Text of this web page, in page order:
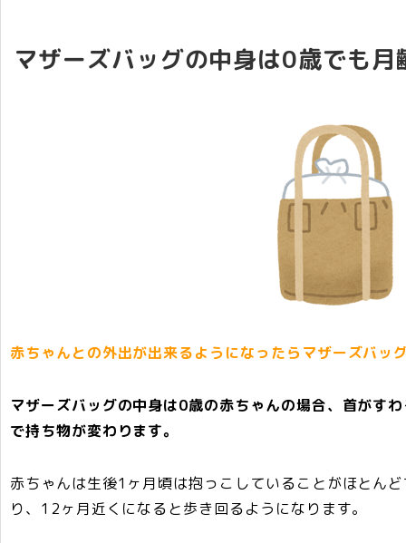
マザーズバッグの中身は0歳でも月
赤ちゃんとの外出が出来るようになったらマザーズバッ
マザーズバッグの中身は0歳の赤ちゃんの場合、首がす
で持ち物が変わります。
赤ちゃんは生後1ヶ月頃は抱っこしていることがほとん
り、12ヶ月近くになると歩き回るようになります。